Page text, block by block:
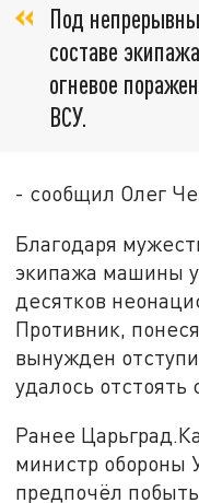
Под
составе
огневое
ВСУ.
- сообщил Олег
Благодаря
экипажа машины
десятков
Противник,
вынужден
удалось отстоять
Ранее
министр обороны
предпочёл